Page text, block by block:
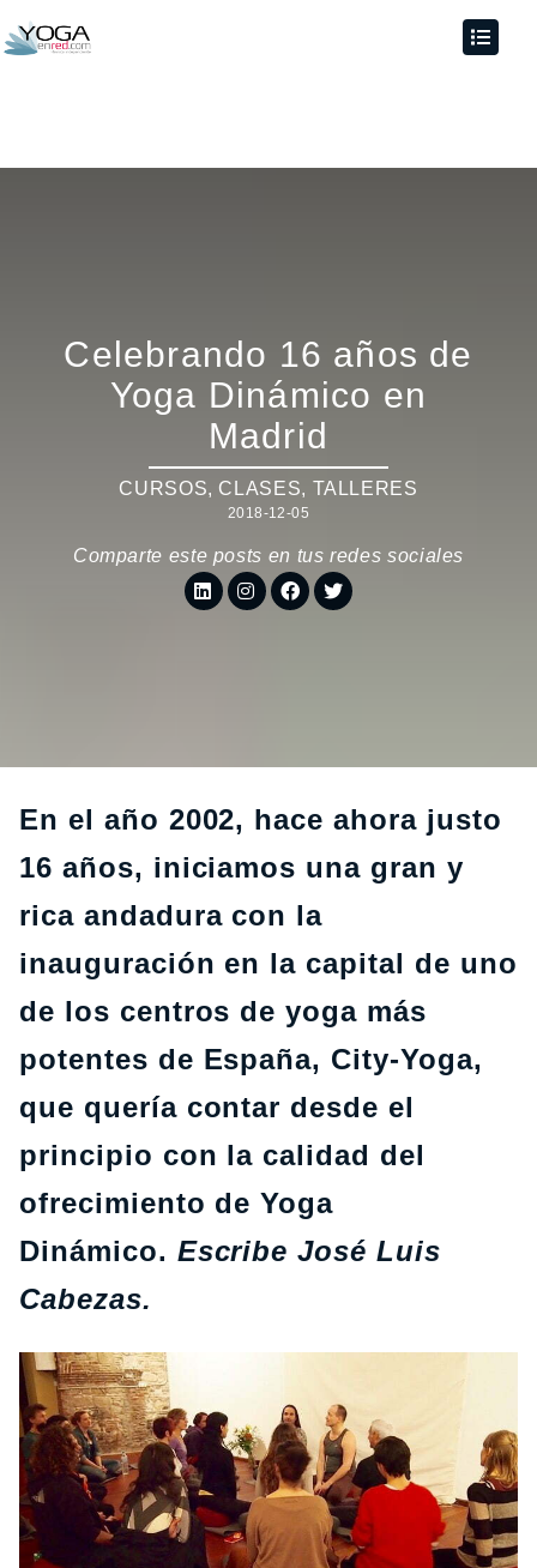
Celebrando 16 años de
Yoga Dinámico en
Madrid
CURSOS, CLASES, TALLERES
2018-12-05
Comparte este posts en tus redes sociales
En el año 2002, hace ahora justo
16 años, iniciamos una gran y
rica andadura con la
inauguración en la capital de uno
de los centros de yoga más
potentes de España, City-Yoga,
que quería contar desde el
principio con la calidad del
ofrecimiento de Yoga
Dinámico. Escribe José Luis
Cabezas.